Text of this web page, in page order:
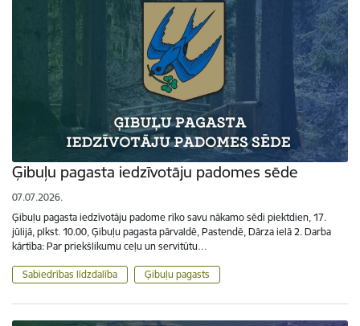
Ģibuļu pagasta iedzīvotāju padomes sēde
07.07.2026.
Ģibuļu pagasta iedzīvotāju padome rīko savu nākamo sēdi piektdien, 17.
jūlijā, plkst. 10.00, Ģibuļu pagasta pārvaldē, Pastendē, Dārza ielā 2. Darba
kārtība: Par priekšlikumu ceļu un servitūtu…
Sabiedrības līdzdalība Ģibuļu pagasts